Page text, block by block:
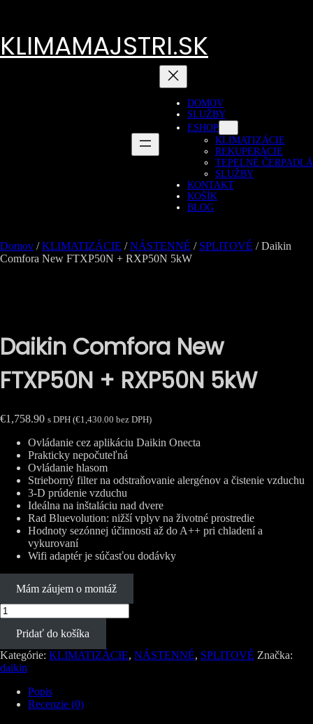
KLIMAMAJSTRI.SK
DOMOV
SLUŽBY
ESHOP
KLIMATIZÁCIE
REKUPERÁCIE
TEPELNÉ ČERPADLÁ
SLUŽBY
KONTAKT
KOŠÍK
BLOG
Domov /KLIMATIZÁCIE /NÁSTENNÉ / SPLITOVÉ / Daikin
Comfora New FTXP50N + RXP50N 5kW
Daikin Comfora New
FTXP50N + RXP50N 5kW
€1,758.90 s DPH (€1,430.00 bez DPH)
Ovládanie cez aplikáciu Daikin Onecta
Prakticky nepočuteľná
Ovládanie hlasom
Strieborný filter na odstraňovanie alergénov a čistenie vzduchu
3-D prúdenie vzduchu
Ideálna na inštaláciu nad dvere
Rad Bluevolution: nižší vplyv na životné prostredie
Hodnoty sezónnej účinnosti až do A++ pri chladení a
vykurovaní
Wifi adaptér je súčasťou dodávky
Mám záujem o montáž
množstvo
Daikin
Comfora
New
FTXP50N
+
5kW
Pridať do košíka
Kategórie: KLIMATIZÁCIE, NÁSTENNÉ, SPLITOVÉ Značka:
daikin
Popis
Recenzie (0)